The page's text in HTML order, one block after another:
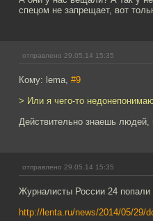
спецом не запрещает, вот
отправлено 29.05.14 15:35
Кому: lema, #9
> Или я чего-то
Действительно знаешь людей,
отправлено 29.05.14 15:35
Журналисты России 24 попали
http://lenta.ru/news/2014/05/29/